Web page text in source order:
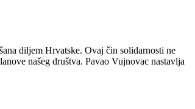
diljem Hrvatske. Ovaj čin solidarnosti ne
našeg društva. Pavao Vujnovac nastavlja